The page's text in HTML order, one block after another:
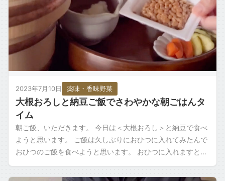
2023年7月10日 薬味・香味野菜
大根おろしと納豆ご飯でさわやかな朝ごはんタ
イム
朝ご飯、いただきます。 今日は＜大根おろし＞と納豆で食べ
ようと思います。 ご飯は久しぶりにおひつに入れてみたんで
おひつのご飯を食べようと思います。 おひつに入れますと、